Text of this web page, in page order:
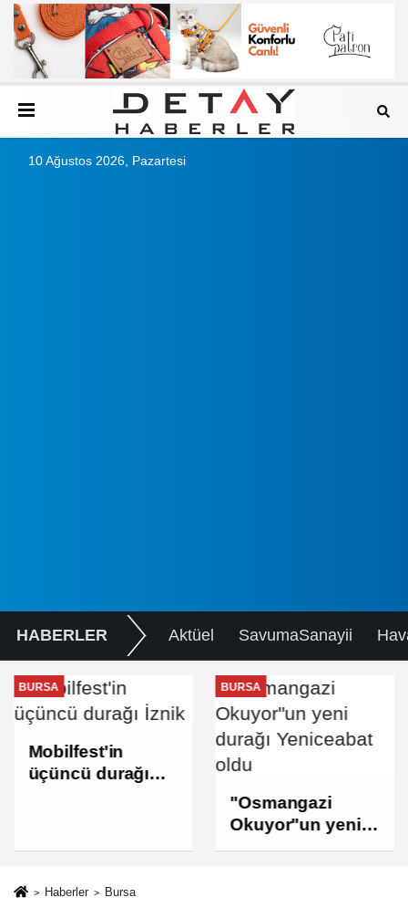
10 Ağustos 2026, Pazartesi
HABERLER Aktüel SavumaSanayii
BURSA
Mobilfest'in
üçüncü durağı
BURSA
"Osmangazi
Okuyor"un yeni
durağı Yeniceabat
Haberler Bursa